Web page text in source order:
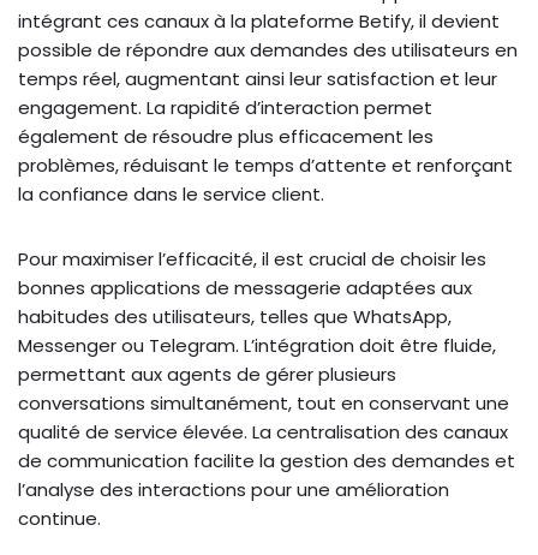
intégrant ces canaux à la plateforme Betify, il devient
possible de répondre aux demandes des utilisateurs en
temps réel, augmentant ainsi leur satisfaction et leur
engagement. La rapidité d’interaction permet
également de résoudre plus efficacement les
problèmes, réduisant le temps d’attente et renforçant
la confiance dans le service client.
Pour maximiser l’efficacité, il est crucial de choisir les
bonnes applications de messagerie adaptées aux
habitudes des utilisateurs, telles que WhatsApp,
Messenger ou Telegram. L’intégration doit être fluide,
permettant aux agents de gérer plusieurs
conversations simultanément, tout en conservant une
qualité de service élevée. La centralisation des canaux
de communication facilite la gestion des demandes et
l’analyse des interactions pour une amélioration
continue.